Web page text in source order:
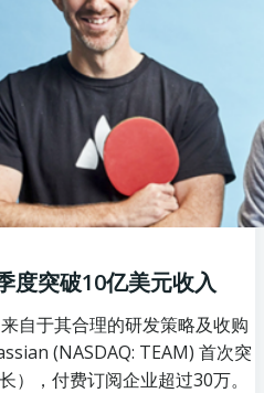
度突破10亿美元收入
自于其合理的研发策略及收购
(NASDAQ: TEAM) 首次突
），付费订阅企业超过30万。